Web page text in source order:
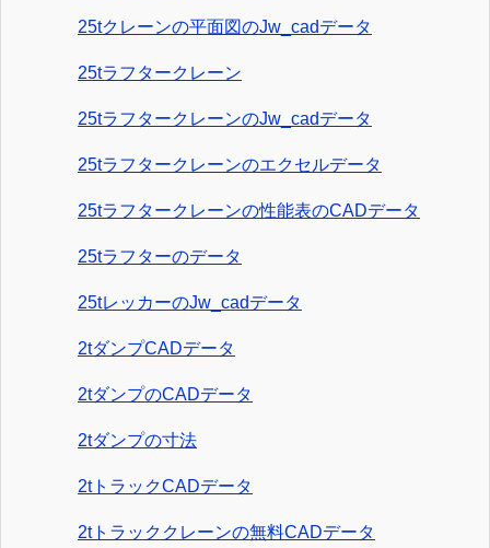
25tクレーンの平面図のJw_cadデータ
25tラフタークレーン
25tラフタークレーンのJw_cadデータ
25tラフタークレーンのエクセルデータ
25tラフタークレーンの性能表のCADデータ
25tラフターのデータ
25tレッカーのJw_cadデータ
2tダンプCADデータ
2tダンプのCADデータ
2tダンプの寸法
2tトラックCADデータ
2tトラッククレーンの無料CADデータ